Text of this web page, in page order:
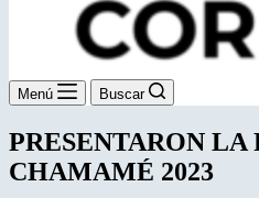
Menú Buscar
PRESENTARON LA
CHAMAMÉ 2023